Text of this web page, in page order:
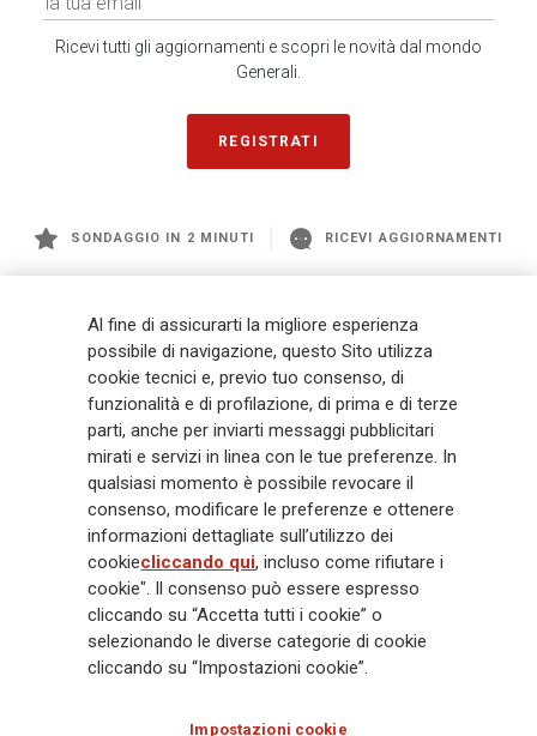
Ricevi tutti gli aggiornamenti e scopri le novità dal mondo
Generali.
REGISTRATI
SONDAGGIO IN 2 MINUTI RICEVI AGGIORNAMENTI
management a livello globale, con premi complessivi pari a € 98,1
miliardi e € 900 miliardi di AUM nel 2025. Fondato nel 1831, con oltre 88
mila dipendenti e 163 mila agenti che servono 75 milioni di clienti, il
Gruppo ha una posizione di leadership in Europa e una presenza
crescente in Asia e America. Al centro della strategia di Generali c'è il suo
impegno Lifetime Partner verso i clienti, realizzato attraverso soluzioni
innovative e personalizzate, un'esperienza cliente di prima classe e le sue
capacità di distribuzione globale digitalizzata. Il Gruppo ha
completamente integrato la sostenibilità in tutte le scelte strategiche, con
l'obiettivo di creare valore per tutti gli stakeholder mentre costruisce una
società più equa e resiliente.
Legal Info Cookie Policy Privacy & GDPR
Al fine di assicurarti la migliore esperienza
possibile di navigazione, questo Sito utilizza
cookie tecnici e, previo tuo consenso, di
funzionalità e di profilazione, di prima e di terze
parti, anche per inviarti messaggi pubblicitari
mirati e servizi in linea con le tue preferenze. In
qualsiasi momento è possibile revocare il
consenso, modificare le preferenze e ottenere
informazioni dettagliate sull’utilizzo dei
cookiecliccando qui, incluso come rifiutare i
cookie". Il consenso può essere espresso
cliccando su “Accetta tutti i cookie” o
selezionando le diverse categorie di cookie
cliccando su “Impostazioni cookie”.
Impostazioni cookie